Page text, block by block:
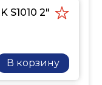
S1010 2"
В корзину